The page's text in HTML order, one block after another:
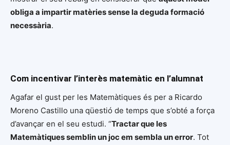
obliga a impartir matèries sense la deguda formació
necessària.
Com incentivar l’interès matemàtic en l’alumnat
Agafar el gust per les Matemàtiques és per a Ricardo
Moreno Castillo una qüestió de temps que s’obté a força
d’avançar en el seu estudi. “Tractar que les
Matemàtiques semblin un joc em sembla un error. Tot